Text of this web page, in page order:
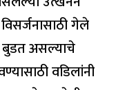
गेले
बुडत असल्याचे
वडिलांनी